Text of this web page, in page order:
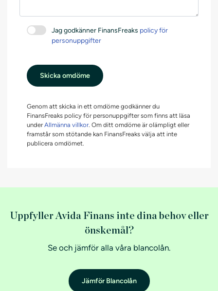
Jag godkänner FinansFreaks policy för
personuppgifter
Skicka omdöme
Genom att skicka in ett omdöme godkänner du
FinansFreaks policy för personuppgifter som finns att läsa
underAllmänna villkor. Om ditt omdöme är olämpligt eller
framstår som stötande kan FinansFreaks välja att inte
publicera omdömet.
Uppfyller Avida Finans inte dina behov eller
önskemål?
Se och jämför alla våra blancolån.
Jämför Blancolån